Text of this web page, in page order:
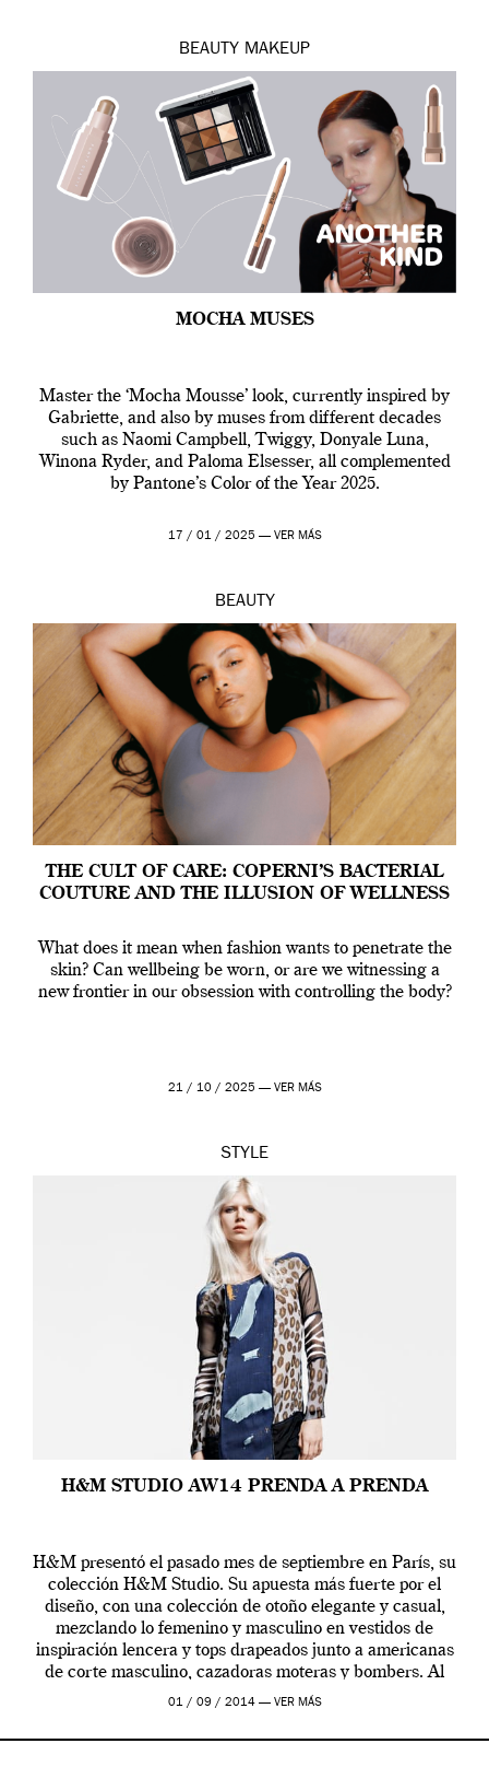
BEAUTY MAKEUP
MOCHA MUSES
Master the ‘Mocha Mousse’ look, currently inspired by
Gabriette, and also by muses from different decades
such as Naomi Campbell, Twiggy, Donyale Luna,
Winona Ryder, and Paloma Elsesser, all complemented
by Pantone’s Color of the Year 2025.
17 / 01 / 2025 — VER MÁS
BEAUTY
THE CULT OF CARE: COPERNI’S BACTERIAL
COUTURE AND THE ILLUSION OF WELLNESS
What does it mean when fashion wants to penetrate the
skin? Can wellbeing be worn, or are we witnessing a
new frontier in our obsession with controlling the body?
21 / 10 / 2025 — VER MÁS
STYLE
H&M STUDIO AW14 PRENDA A PRENDA
H&M presentó el pasado mes de septiembre en París, su
colección H&M Studio. Su apuesta más fuerte por el
diseño, con una colección de otoño elegante y casual,
mezclando lo femenino y masculino en vestidos de
inspiración lencera y tops drapeados junto a americanas
de corte masculino, cazadoras moteras y bombers. Al
frente de la […]
01 / 09 / 2014 — VER MÁS